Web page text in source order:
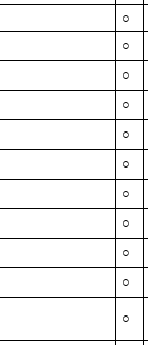
○
○
○
○
○
○
○
○
○
○
○